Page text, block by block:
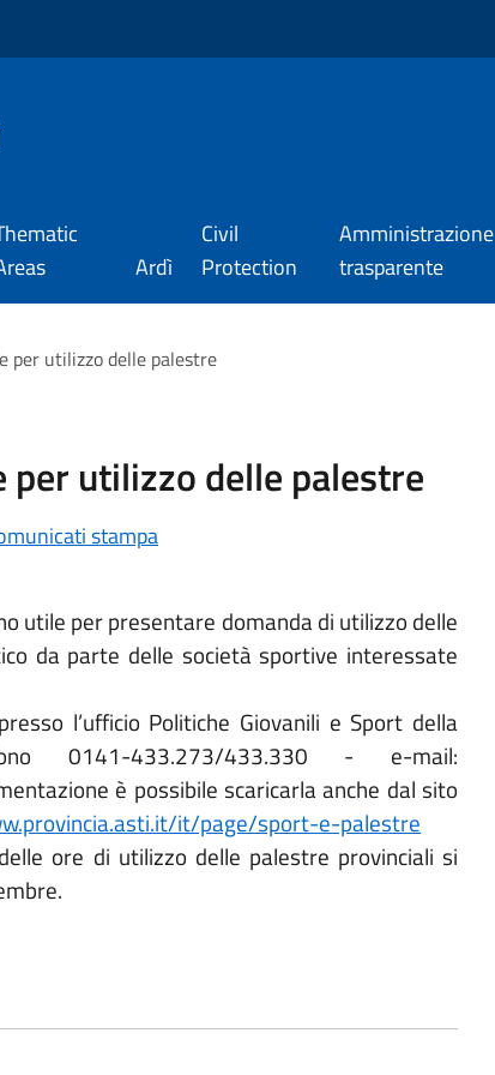
Ardì
Civil
Protection
Amministrazione
trasparente
per utilizzo delle palestre
per utilizzo delle palestre
stampa
utile per presentare domanda di utilizzo delle
da parte delle società sportive interessate
l’ufficio Politiche Giovanili e Sport della
0141-433.273/433.330 - e-mail:
è possibile scaricarla anche dal sito
it/page/sport-e-palestre
ore di utilizzo delle palestre provinciali si